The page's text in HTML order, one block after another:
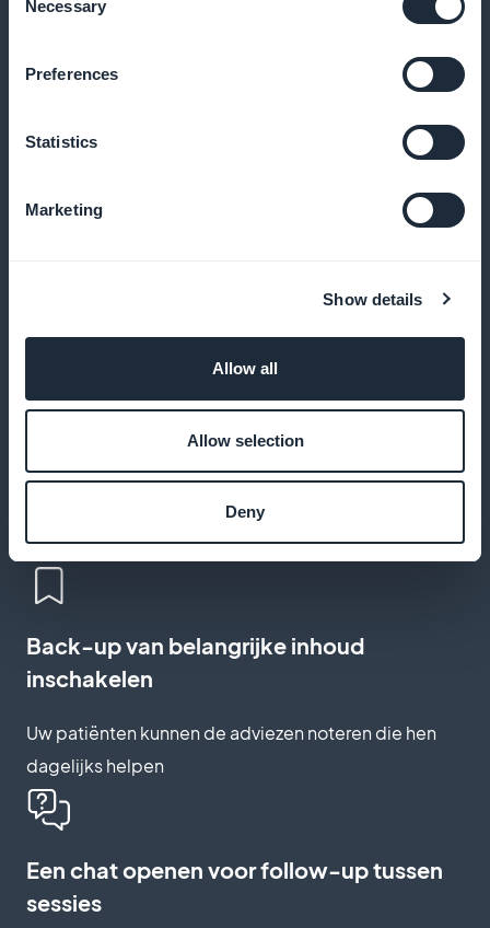
Selection
Necessary
Preferences
Statistics
Marketing
Show details
Allow all
Allow selection
Deny
aandoeningen en hun behandelingen te begrijpen
Maak therapeutische video's
Laat video's zien over anker-, ademhalings- en
ontspanningstechnieken
Back-up van belangrijke inhoud
inschakelen
Uw patiënten kunnen de adviezen noteren die hen
dagelijks helpen
Een chat openen voor follow-up tussen
sessies